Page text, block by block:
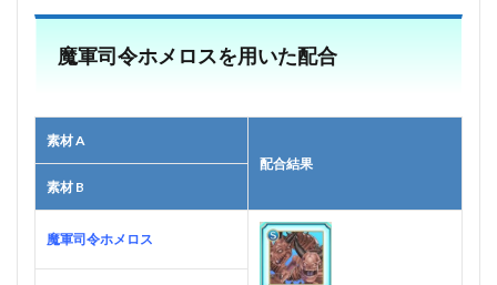
魔軍司令ホメロスを用いた配合
素材 A
配合結果
素材 B
魔軍司令ホメロス